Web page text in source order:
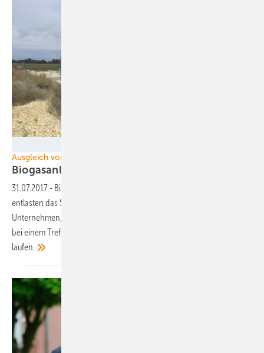
Ausgleich von volatilen Energien
Biogasanlagen besser flexibel
31.07.2017 - Biogasanlage unterstützen die Energiewende und
entlasten das Stromnetz, wenn sie flexibel laufen. Eine Gruppe von
Unternehmen, Flexperten, das Netzwerk für Flexibilisierung, hat jetzt
bei einem Treffen festgestellt, dass viele Anlagen noch nicht optimal
laufen.